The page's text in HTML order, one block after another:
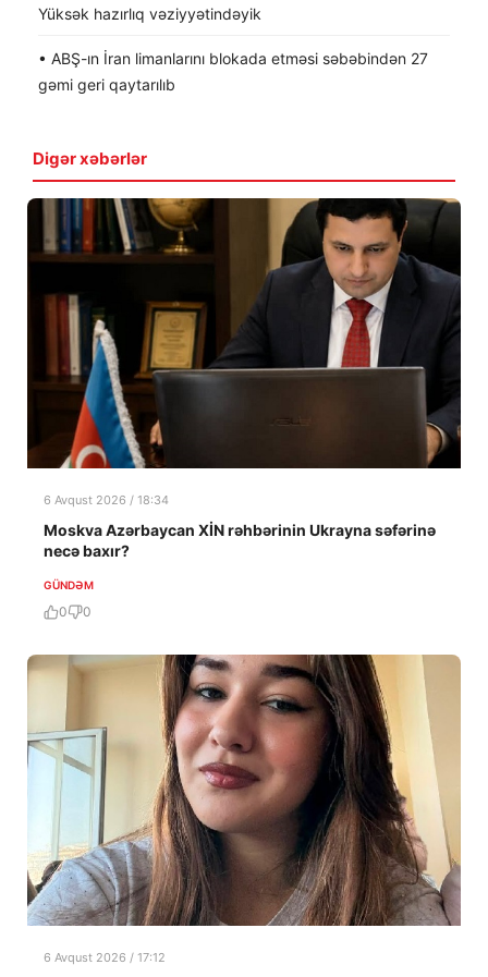
Yüksək hazırlıq vəziyyətindəyik
• ABŞ-ın İran limanlarını blokada etməsi səbəbindən 27
gəmi geri qaytarılıb
Digər xəbərlər
6 Avqust 2026 / 18:34
Moskva Azərbaycan XİN rəhbərinin Ukrayna səfərinə
necə baxır?
GÜNDƏM
0 0
6 Avqust 2026 / 17:12